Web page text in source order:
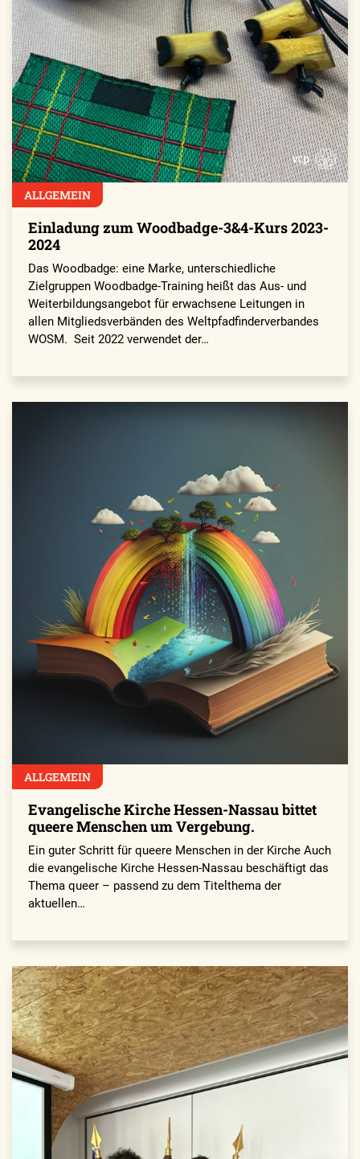
ALLGEMEIN
Einladung zum Woodbadge-3&4-Kurs 2023-
2024
Das Woodbadge: eine Marke, unterschiedliche
Zielgruppen Woodbadge-Training heißt das Aus- und
Weiterbildungsangebot für erwachsene Leitungen in
allen Mitgliedsverbänden des Weltpfadfinderverbandes
WOSM. Seit 2022 verwendet der…
ALLGEMEIN
Evangelische Kirche Hessen-Nassau bittet
queere Menschen um Vergebung.
Ein guter Schritt für queere Menschen in der Kirche Auch
die evangelische Kirche Hessen-Nassau beschäftigt das
Thema queer – passend zu dem Titelthema der
aktuellen…